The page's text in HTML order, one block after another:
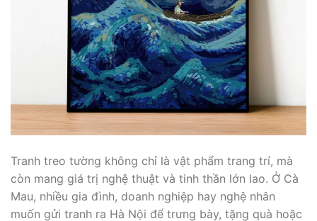
Tranh treo tường không chỉ là vật phẩm trang trí, mà
còn mang giá trị nghệ thuật và tinh thần lớn lao. Ở Cà
Mau, nhiều gia đình, doanh nghiệp hay nghệ nhân
muốn gửi tranh ra Hà Nội để trưng bày, tặng quà hoặc